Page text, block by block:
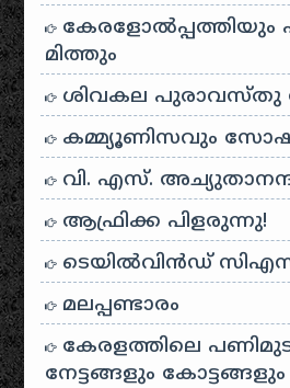
കേരളോൽപ്പത്തിയും
മിത്തും
ശിവകല പുരാവസ്തു
കമ്മ്യൂണിസവും
വി. എസ്.
ആഫ്രിക്ക പിളരുന്നു!
ടെയിൽ‌വിൻഡ്
മലപ്പണ്ടാരം
കേരളത്തിലെ
നേട്ടങ്ങളും കോട്ടങ്ങളും